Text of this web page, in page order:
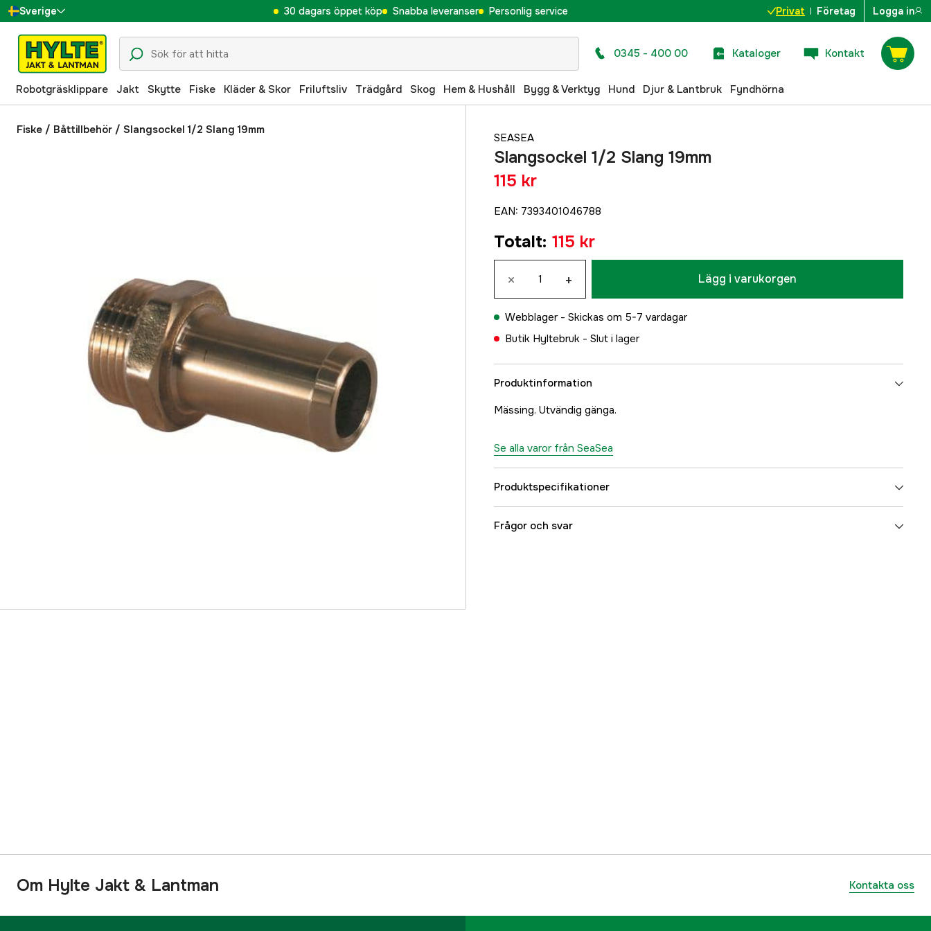
Sverige
Danmark
Suomi
Norge
Deutschland
30 dagars öppet köp Snabba leveranser Personlig service Privat Företag Logga in
0345 - 400 00 Kataloger Kontakt
Robotgräsklippare Jakt Skytte Fiske Kläder & Skor Friluftsliv Trädgård Skog Hem & Hushåll Bygg & Verktyg Hund Djur & Lantbruk Fyndhörna
Fiske / Båttillbehör / Slangsockel 1/2 Slang 19mm
SEASEA
Slangsockel 1/2 Slang 19mm
115 kr
EAN: 7393401046788
Totalt: 115 kr
× + Lägg i varukorgen
Webblager - Skickas om 5-7 vardagar
Butik Hyltebruk - Slut i lager
Produktinformation
Mässing. Utvändig gänga.
Se alla varor från SeaSea
Produktspecifikationer
Referensnummer
Frågor och svar
Om Hylte Jakt & Lantman Kontakta oss